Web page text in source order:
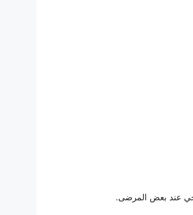
عند بعض المرضى.